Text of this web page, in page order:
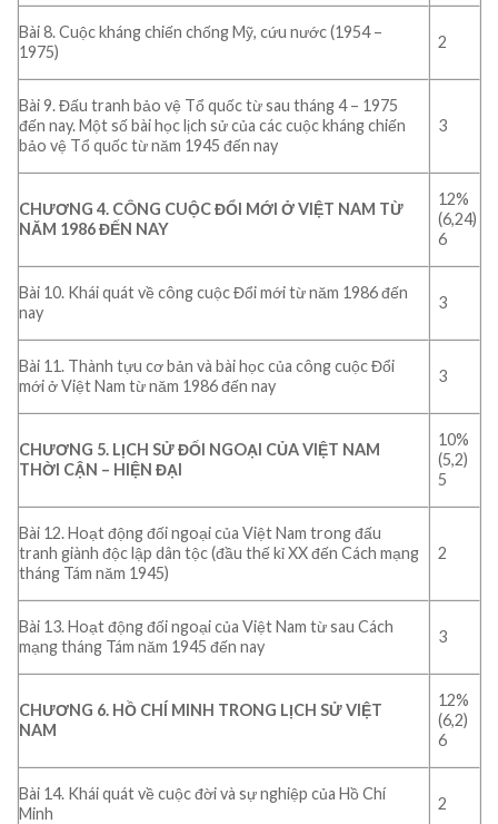
Bài 8. Cuộc kháng chiến chống Mỹ, cứu nước (1954 –
1975)
2
Bài 9. Đấu tranh bảo vệ Tổ quốc từ sau tháng 4 – 1975
đến nay. Một số bài học lịch sử của các cuộc kháng chiến
bảo vệ Tổ quốc từ năm 1945 đến nay
3
CHƯƠNG 4. CÔNG CUỘC ĐỔI MỚI Ở VIỆT NAM TỪ
NĂM 1986 ĐẾN NAY
12%
(6,24)
6
Bài 10. Khái quát về công cuộc Đổi mới từ năm 1986 đến
nay
3
Bài 11. Thành tựu cơ bản và bài học của công cuộc Đổi
mới ở Việt Nam từ năm 1986 đến nay
3
CHƯƠNG 5. LỊCH SỬ ĐỐI NGOẠI CỦA VIỆT NAM
THỜI CẬN – HIỆN ĐẠI
10%
(5,2)
5
Bài 12. Hoạt động đối ngoại của Việt Nam trong đấu
tranh giành độc lập dân tộc (đầu thế kỉ XX đến Cách mạng
tháng Tám năm 1945)
2
Bài 13. Hoạt động đối ngoại của Việt Nam từ sau Cách
mạng tháng Tám năm 1945 đến nay
3
CHƯƠNG 6. HỒ CHÍ MINH TRONG LỊCH SỬ VIỆT
NAM
12%
(6,2)
6
Bài 14. Khái quát về cuộc đời và sự nghiệp của Hồ Chí
Minh
2